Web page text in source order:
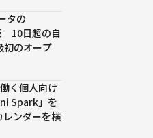
タの
10日超の自
初のオープ
く個人向け
Spark」を
ンダーを横